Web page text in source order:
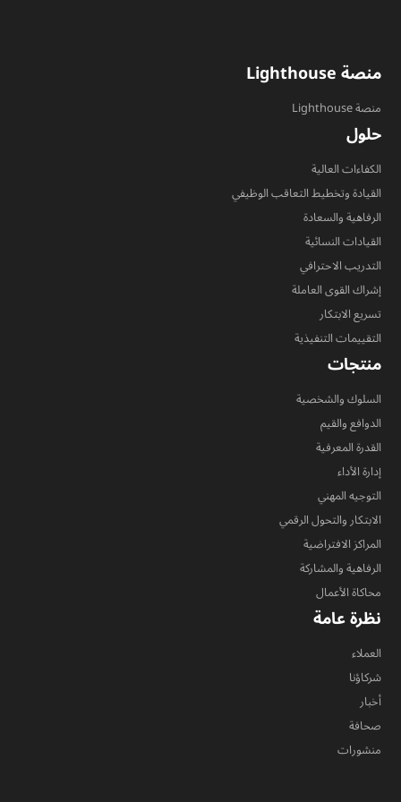
منصة Lighthouse
منصة Lighthouse
حلول
الكفاءات العالية
القيادة وتخطيط التعاقب الوظيفي
الرفاهية والسعادة
القيادات النسائية
التدريب الاحترافي
إشراك القوى العاملة
تسريع الابتكار
التقييمات التنفيذية
منتجات
السلوك والشخصية
الدوافع والقيم
القدرة المعرفية
إدارة الأداء
التوجيه المهني
الابتكار والتحول الرقمي
المراكز الافتراضية
الرفاهية والمشاركة
محاكاة الأعمال
نظرة عامة
العملاء
شركاؤنا
أخبار
صحافة
منشورات